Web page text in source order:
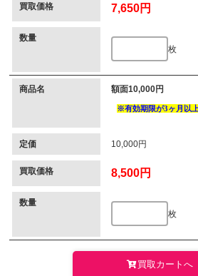
買取価格 7,650円
数量
枚
商品名 額面10,000円
定価 10,000円
買取価格 8,500円
数量
枚
買取カートへ